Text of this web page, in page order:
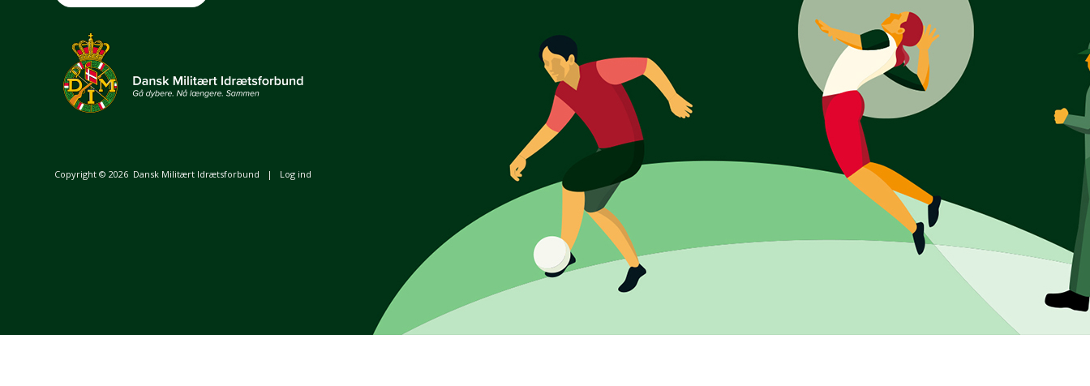
Copyright © 2026 Dansk Militært Idrætsforbund | Log ind